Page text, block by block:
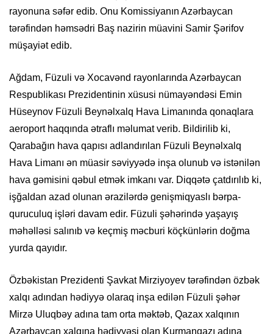
rayonuna səfər edib. Onu Komissiyanın Azərbaycan
tərəfindən həmsədri Baş nazirin müavini Samir Şərifov
müşayiət edib.
Ağdam, Füzuli və Xocavənd rayonlarında Azərbaycan
Respublikası Prezidentinin xüsusi nümayəndəsi Emin
Hüseynov Füzuli Beynəlxalq Hava Limanında qonaqlara
aeroport haqqında ətraflı məlumat verib. Bildirilib ki,
Qarabağın hava qapısı adlandırılan Füzuli Beynəlxalq
Hava Limanı ən müasir səviyyədə inşa olunub və istənilən
hava gəmisini qəbul etmək imkanı var. Diqqətə çatdırılıb ki,
işğaldan azad olunan ərazilərdə genişmiqyaslı bərpa-
quruculuq işləri davam edir. Füzuli şəhərində yaşayış
məhəlləsi salınıb və keçmiş məcburi köçkünlərin doğma
yurda qayıdır.
Özbəkistan Prezidenti Şavkat Mirziyoyev tərəfindən özbək
xalqı adından hədiyyə olaraq inşa edilən Füzuli şəhər
Mirzə Uluqbəy adına tam orta məktəb, Qazax xalqının
Azərbaycan xalqına hədiyyəsi olan Kurmanqazı adına